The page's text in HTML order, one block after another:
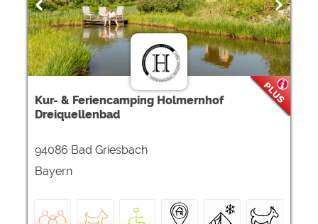
Kur- & Feriencamping Holmernhof
Dreiquellenbad
94086 Bad Griesbach
Bayern